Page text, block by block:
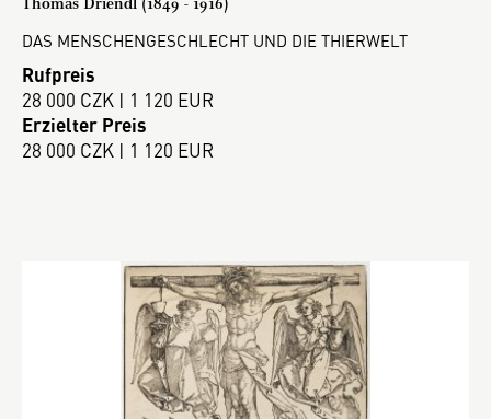
DAS MENSCHENGESCHLECHT UND DIE THIERWELT
Rufpreis
28 000 CZK | 1 120 EUR
Erzielter Preis
28 000 CZK | 1 120 EUR